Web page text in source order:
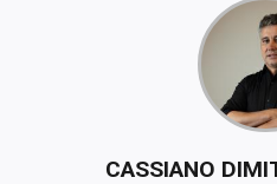
CASSIANO